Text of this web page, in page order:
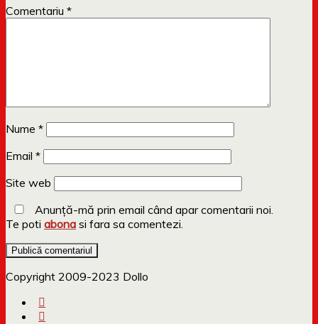
Comentariu *
Nume *
Email *
Site web
Anunță-mă prin email când apar comentarii noi.
Te poti abona si fara sa comentezi.
Copyright 2009-2023 Dollo